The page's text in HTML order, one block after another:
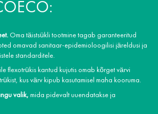
Oma täistsükli tootmine tagab garanteeritud
omavad sanitaar-epidemioloogilisi järeldusi ja
standarditele.
flexotrükis kantud kujutis omab kõrget värvi
kus värv kipub kasutamisel maha kooruma.
valik, mida pidevalt uuendatakse ja